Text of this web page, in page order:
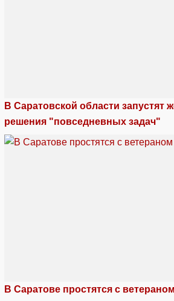
В Саратовской области запустят
решения "повседневных задач"
В Саратове простятся с